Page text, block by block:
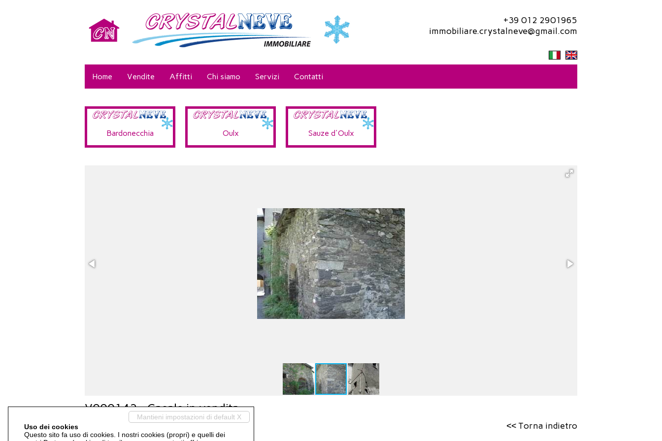
+39 012 2901965
immobiliare.crystalneve@gmail.com
Home Vendite Affitti Chi siamo Servizi Contatti
Bardonecchia Oulx Sauze d'Oulx
V000142 - Casale in vendita
<< Torna indietro
Mantieni impostazioni di default X
Uso dei cookies
Questo sito fa uso di cookies. I nostri cookies (propri) e quelli dei